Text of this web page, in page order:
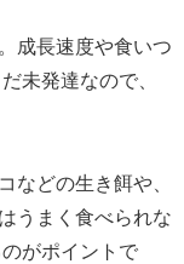
成長速度や食いつ
未発達なので、
などの生き餌や、
うまく食べられな
がポイントで